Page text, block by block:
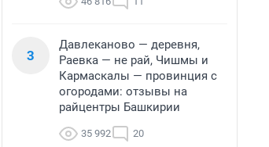
3
Давлеканово — деревня,
Раевка — не рай, Чишмы и
Кармаскалы — провинция с
огородами: отзывы на
райцентры Башкирии
35 992 20